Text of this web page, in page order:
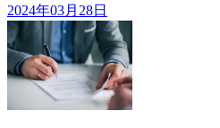
2024年03月28日